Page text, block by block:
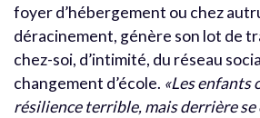
foyer d’hébergement ou chez
déracinement, génère son lot de
chez-soi, d’intimité, du réseau
changement d’école. «Les enfants
résilience terrible, mais derrière se